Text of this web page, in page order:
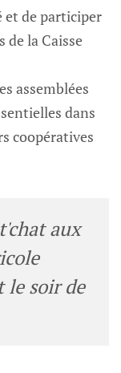
et de participer
la Caisse
assemblées
dans
coopératives
aux
le soir de